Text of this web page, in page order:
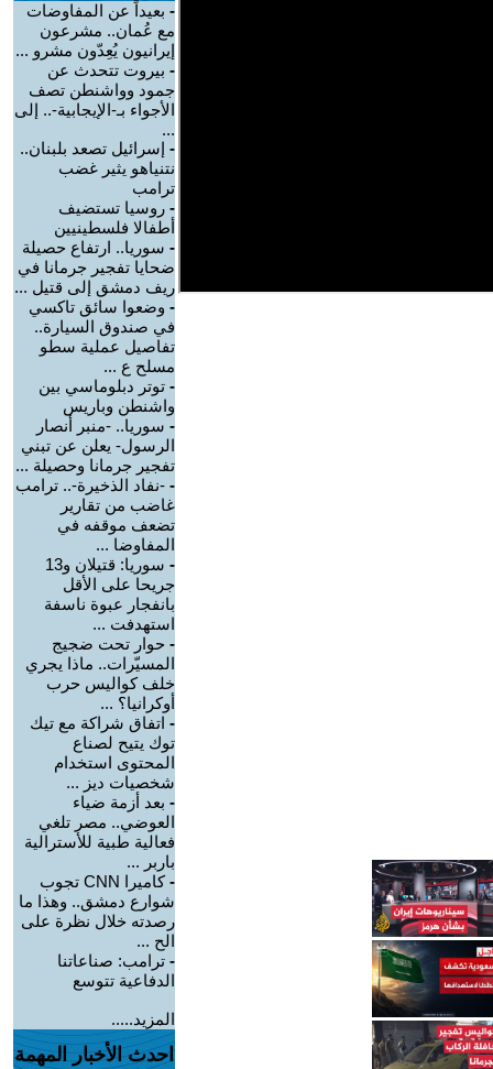
- بعيداً عن المفاوضات
مع عُمان.. مشرعون
إيرانيون يُعِدّون مشرو ...
- بيروت تتحدث عن
جمود وواشنطن تصف
الأجواء بـ-الإيجابية-.. إلى
...
- إسرائيل تصعد بلبنان..
نتنياهو يثير غضب
ترامب
- روسيا تستضيف
أطفالا فلسطينيين
- سوريا.. ارتفاع حصيلة
ضحايا تفجير جرمانا في
ريف دمشق إلى قتيل ...
- وضعوا سائق تاكسي
في صندوق السيارة..
تفاصيل عملية سطو
مسلح ع ...
- توتر دبلوماسي بين
واشنطن وباريس
- سوريا.. -منبر أنصار
الرسول- يعلن عن تبني
تفجير جرمانا وحصيلة ...
- -نفاد الذخيرة-.. ترامب
غاضب من تقارير
تضعف موقفه في
المفاوضا ...
-
سوريا: قتيلان و13
جريحا على الأقل
بانفجار عبوة ناسفة
استهدفت ...
- حوار تحت ضجيج
المسيّرات.. ماذا يجري
خلف كواليس حرب
أوكرانيا؟ ...
- اتفاق شراكة مع تيك
توك يتيح لصناع
المحتوى استخدام
شخصيات ديز ...
- بعد أزمة ضياء
العوضي.. مصر تلغي
فعالية طبية للأسترالية
باربر ...
-
كاميرا CNN تجوب
شوارع دمشق.. وهذا ما
رصدته خلال نظرة على
الح ...
- ترامب: صناعاتنا
الدفاعية تتوسع
المزيد.....
احدث الأخبار المهمة